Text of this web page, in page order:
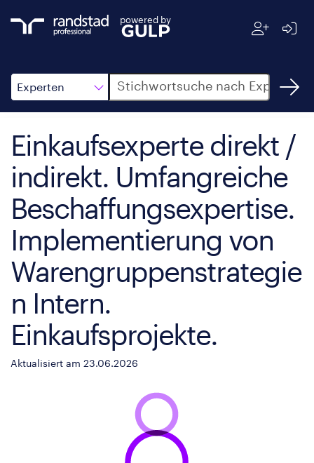
powered by
Experten
Suche
Einkaufsexperte direkt /
indirekt. Umfangreiche
Beschaffungsexpertise.
Implementierung von
Warengruppenstrategie
n Intern.
Einkaufsprojekte.
Aktualisiert am 23.06.2026